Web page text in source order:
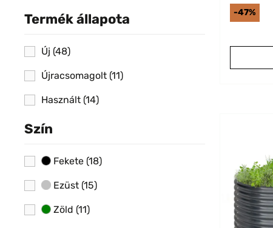
Termék állapota
Új (48)
Újracsomagolt (11)
Használt (14)
Szín
Fekete (18)
Ezüst (15)
Zöld (11)
-47%